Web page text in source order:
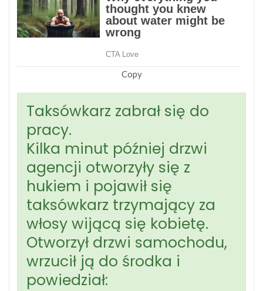
Copy
Taksówkarz zabrał się do
pracy.
Kilka minut później drzwi
agencji otworzyły się z
hukiem i pojawił się
taksówkarz trzymający za
włosy wijącą się kobietę.
Otworzył drzwi samochodu,
wrzucił ją do środka i
powiedział: